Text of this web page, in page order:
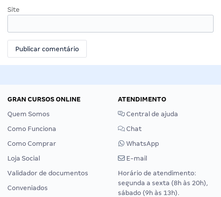
Site
GRAN CURSOS ONLINE
Quem Somos
Como Funciona
Como Comprar
Loja Social
Validador de documentos
Conveniados
ATENDIMENTO
Central de ajuda
Chat
WhatsApp
E-mail
Horário de atendimento:
segunda a sexta (8h às 20h),
sábado (9h às 13h).